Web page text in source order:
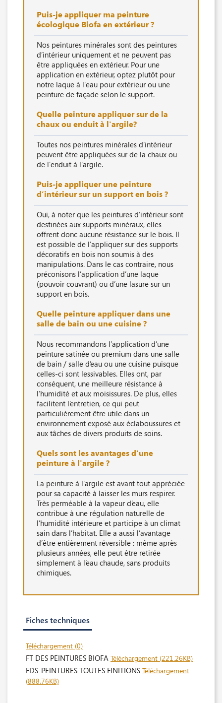
Puis-je appliquer ma peinture
écologique Biofa en extérieur ?
Nos peintures minérales sont des peintures
d’intérieur uniquement et ne peuvent pas
être appliquées en extérieur. Pour une
application en extérieur, optez plutôt pour
notre laque à l'eau pour extérieur ou une
peinture de façade selon le support.
Quelle peinture appliquer sur de la
chaux ou enduit à l'argile?
Toutes nos peintures minérales d’intérieur
peuvent être appliquées sur de la chaux ou
de l'enduit à l'argile.
Puis-je appliquer une peinture
d’intérieur sur un support en bois ?
Oui, à noter que les peintures d’intérieur sont
destinées aux supports minéraux, elles
offrent donc aucune résistance sur le bois. Il
est possible de l'appliquer sur des supports
décoratifs en bois non soumis à des
manipulations. Dans le cas contraire, nous
préconisons l’application d’une laque
(pouvoir couvrant) ou d’une lasure sur un
support en bois.
Quelle peinture appliquer dans une
salle de bain ou une cuisine ?
Nous recommandons l’application d’une
peinture satinée ou premium dans une salle
de bain / salle d’eau ou une cuisine puisque
celles-ci sont lessivables. Elles ont, par
conséquent, une meilleure résistance à
l’humidité et aux moisissures. De plus, elles
facilitent l’entretien, ce qui peut
particulièrement être utile dans un
environnement exposé aux éclaboussures et
aux tâches de divers produits de soins.
Quels sont les avantages d'une
peinture à l'argile ?
La peinture à l’argile est avant tout appréciée
pour sa capacité à laisser les murs respirer.
Très perméable à la vapeur d’eau, elle
contribue à une régulation naturelle de
l’humidité intérieure et participe à un climat
sain dans l’habitat. Elle a aussi l’avantage
d’être entièrement réversible : même après
plusieurs années, elle peut être retirée
simplement à l’eau chaude, sans produits
chimiques.
Fiches techniques
Téléchargement (0)
FT DES PEINTURES BIOFA Téléchargement (221.26KB)
FDS-PEINTURES TOUTES FINITIONS Téléchargement
(888.76KB)